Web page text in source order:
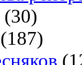
(30)
(187)